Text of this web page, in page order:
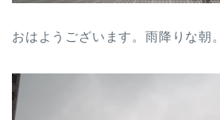
おはようございます。雨降りな朝。